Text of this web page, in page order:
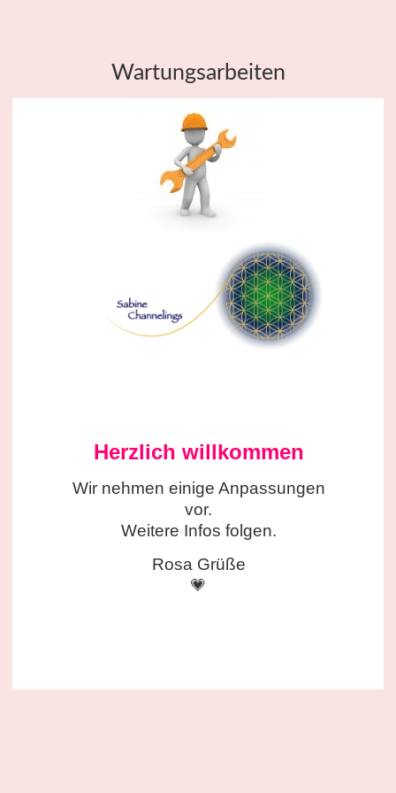
Wartungsarbeiten
Herzlich willkommen
Wir nehmen einige Anpassungen
vor.
Weitere Infos folgen.
Rosa Grüße
💗